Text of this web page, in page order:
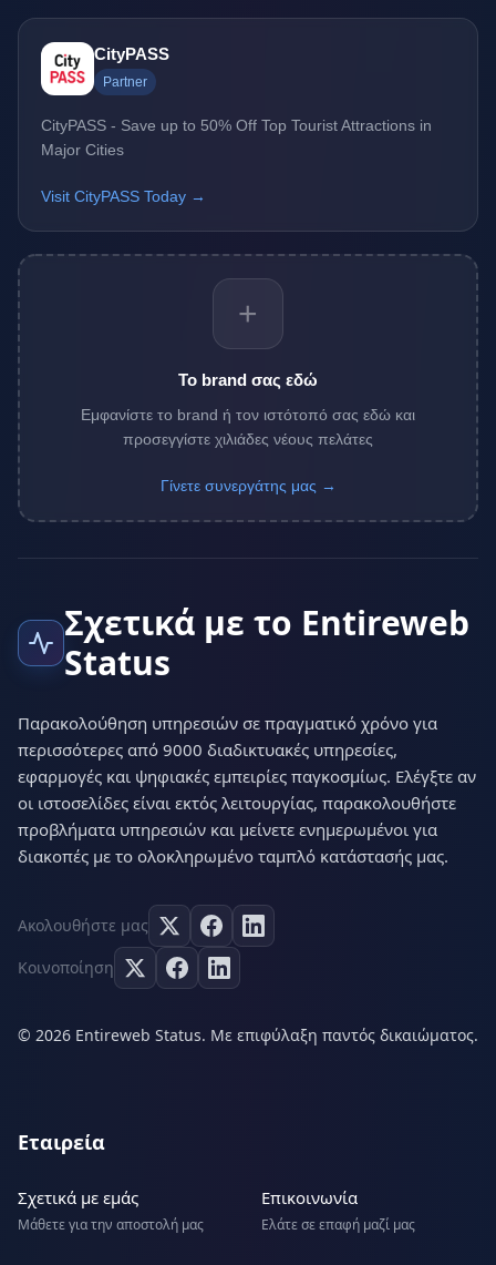
CityPASS
Partner
CityPASS - Save up to 50% Off Top Tourist Attractions in
Major Cities
Visit CityPASS Today →
+
Το brand σας εδώ
Εμφανίστε το brand ή τον ιστότοπό σας εδώ και
προσεγγίστε χιλιάδες νέους πελάτες
Γίνετε συνεργάτης μας →
Σχετικά με το Entireweb
Status
Παρακολούθηση υπηρεσιών σε πραγματικό χρόνο για
περισσότερες από 9000 διαδικτυακές υπηρεσίες,
εφαρμογές και ψηφιακές εμπειρίες παγκοσμίως. Ελέγξτε αν
οι ιστοσελίδες είναι εκτός λειτουργίας, παρακολουθήστε
προβλήματα υπηρεσιών και μείνετε ενημερωμένοι για
διακοπές με το ολοκληρωμένο ταμπλό κατάστασής μας.
Ακολουθήστε μας
Κοινοποίηση
© 2026 Entireweb Status. Με επιφύλαξη παντός δικαιώματος.
Εταιρεία
Σχετικά με εμάς
Μάθετε για την αποστολή μας
Επικοινωνία
Ελάτε σε επαφή μαζί μας